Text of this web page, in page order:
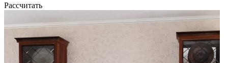
Рассчитать